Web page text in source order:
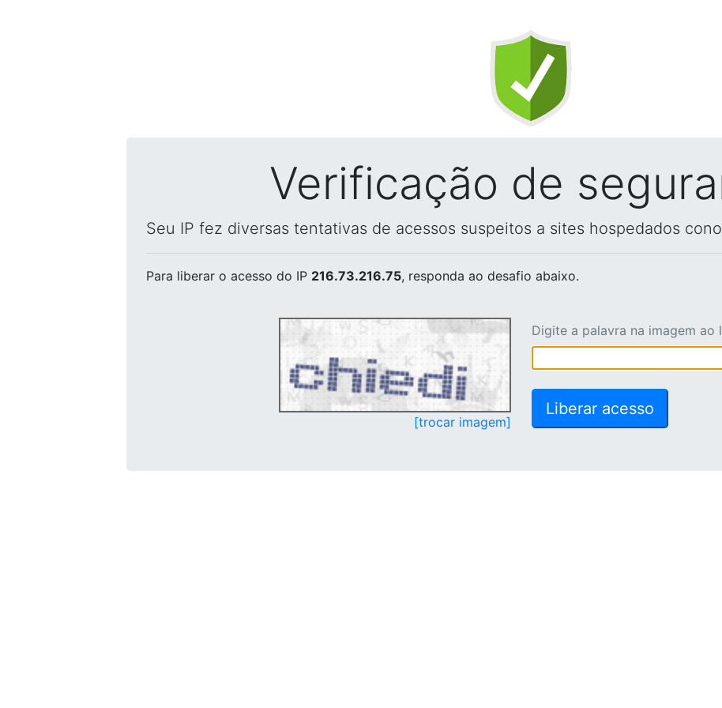
Verificação de
Seu IP fez diversas tentativas de acessos suspeitos a sites hospedados
Para liberar o acesso do IP 216.73.216.75, responda ao desafio abaixo.
[trocar imagem]
Digite a palavra na imagem ao